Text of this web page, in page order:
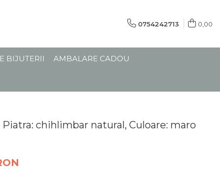
0754242713 0,00
BIJUTERII AMBALARE CADOU
chihlimbar natural, Culoare: maro